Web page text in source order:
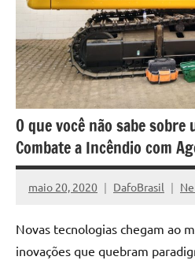
O que você não sabe sobre
Combate a Incêndio com
maio 20, 2020 DafoBrasil
Novas tecnologias chegam ao
inovações que quebram